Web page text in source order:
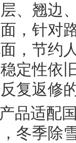
、翘边
，针对
，节约
定性依
复返修
品适配
冬季除